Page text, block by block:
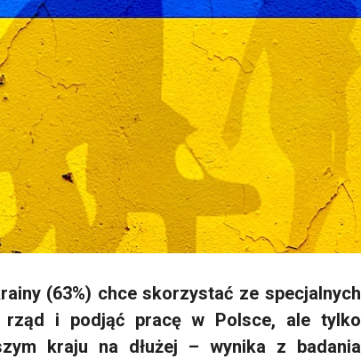
(63%) chce skorzystać ze specjalnych
rząd i podjąć pracę w Polsce, ale tylko
kraju na dłużej – wynika z badania